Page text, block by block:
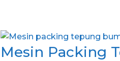
Mesin Packing